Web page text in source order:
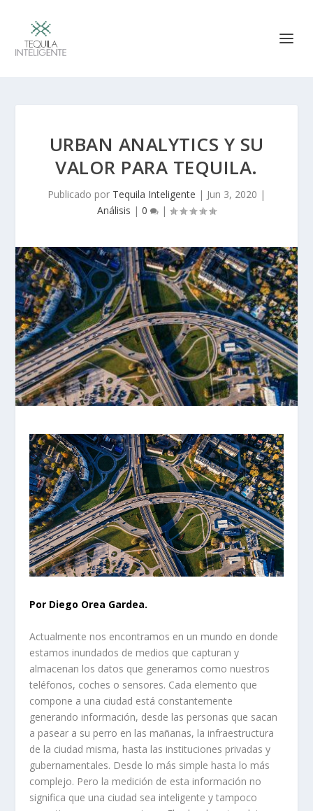
URBAN ANALYTICS Y SU
VALOR PARA TEQUILA.
Publicado por Tequila Inteligente | Jun 3, 2020 |
Análisis | 0 |
Por Diego Orea Gardea.
Actualmente nos encontramos en un mundo en donde
estamos inundados de medios que capturan y
almacenan los datos que generamos como nuestros
teléfonos, coches o sensores. Cada elemento que
compone a una ciudad está constantemente
generando información, desde las personas que sacan
a pasear a su perro en las mañanas, la infraestructura
de la ciudad misma, hasta las instituciones privadas y
gubernamentales. Desde lo más simple hasta lo más
complejo. Pero la medición de esta información no
significa que una ciudad sea inteligente y tampoco